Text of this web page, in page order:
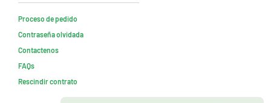
Proceso de pedido
Contraseña olvidada
Contactenos
FAQs
Rescindir contrato